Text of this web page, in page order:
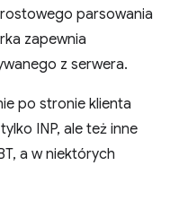
parsowania
zapewnia
z serwera.
po stronie klienta
INP, ale też inne
a w niektórych